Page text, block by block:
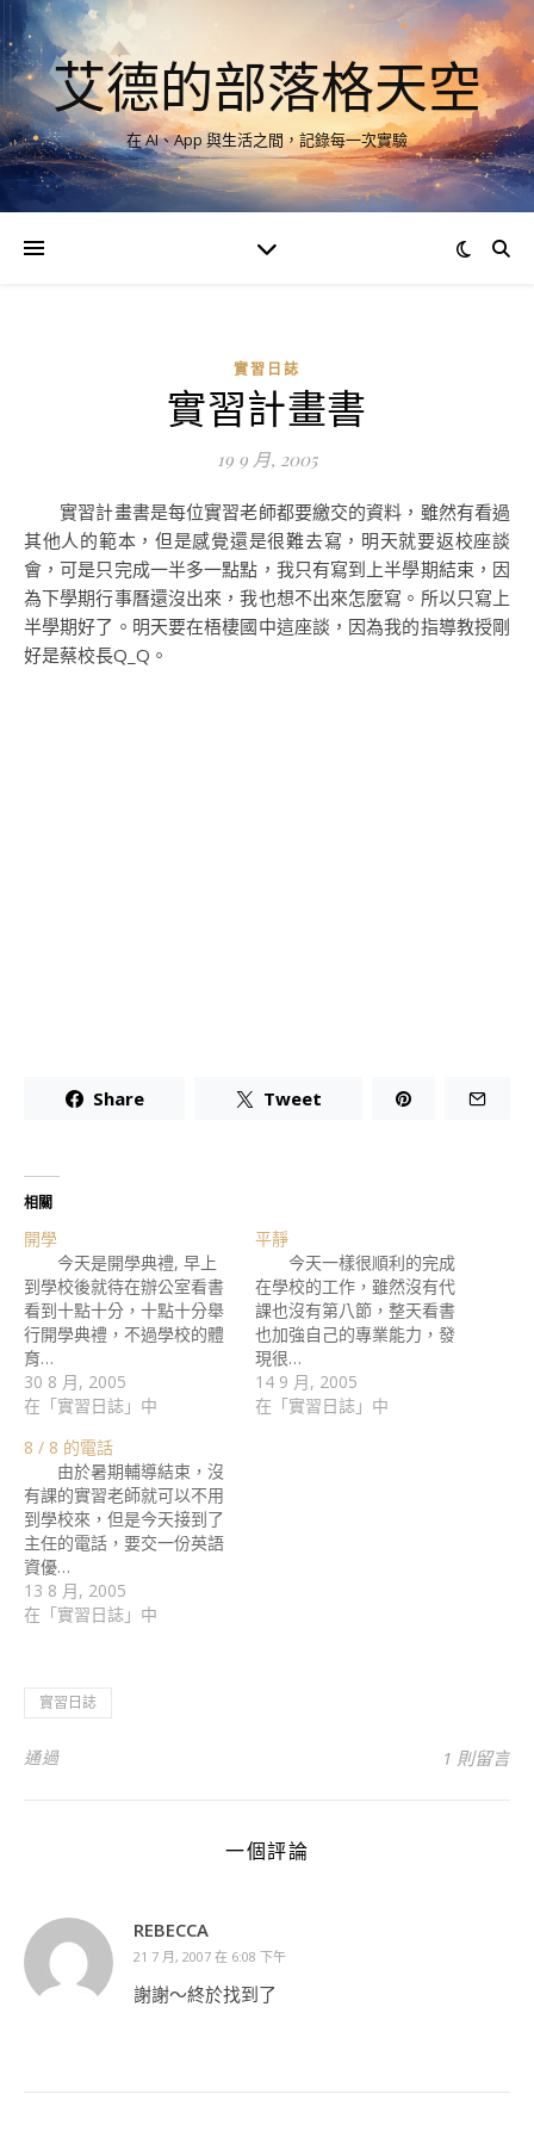
艾德的部落格天空
在 AI、App 與生活之間，記錄每一次實驗
實習日誌
實習計畫書
19 9 月, 2005
實習計畫書是每位實習老師都要繳交的資料，雖然有看過
其他人的範本，但是感覺還是很難去寫，明天就要返校座談
會，可是只完成一半多一點點，我只有寫到上半學期結束，因
為下學期行事曆還沒出來，我也想不出來怎麼寫。所以只寫上
半學期好了。明天要在梧棲國中這座談，因為我的指導教授剛
好是蔡校長Q_Q。
Share Tweet
相關
開學
今天是開學典禮, 早上
到學校後就待在辦公室看書
看到十點十分，十點十分舉
行開學典禮，不過學校的體
育…
30 8 月, 2005
在「實習日誌」中
平靜
今天一樣很順利的完成
在學校的工作，雖然沒有代
課也沒有第八節，整天看書
也加強自己的專業能力，發
現很…
14 9 月, 2005
在「實習日誌」中
8 / 8 的電話
由於暑期輔導結束，沒
有課的實習老師就可以不用
到學校來，但是今天接到了
主任的電話，要交一份英語
資優…
13 8 月, 2005
在「實習日誌」中
實習日誌
通過 1 則留言
一個評論
REBECCA
21 7 月, 2007 在 6:08 下午
謝謝～終於找到了